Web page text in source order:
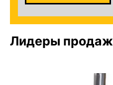
Лидеры продаж